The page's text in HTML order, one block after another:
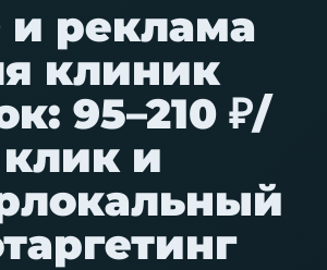
и реклама
клиник
95–210 ₽/
клик и